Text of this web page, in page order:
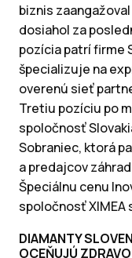
biznis
dosiahol za
pozícia patrí firme
špecializuje na
overenú sieť
Tretiu pozíciu po
spoločnosť
Sobraniec, ktorá
a predajcov
Špeciálnu cenu
spoločnosť XIMEA
DIAMANTY
OCEŇUJÚ